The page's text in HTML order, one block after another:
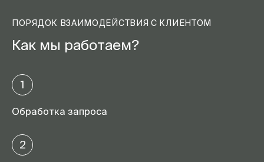
ПОРЯДОК ВЗАИМОДЕЙСТВИЯ С КЛИЕНТОМ
Как мы работаем?
1
Обработка запроса
2